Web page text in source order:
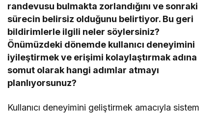
randevusu bulmakta zorlandığını ve sonraki
sürecin belirsiz olduğunu belirtiyor. Bu geri
bildirimlerle ilgili neler söylersiniz?
Önümüzdeki dönemde kullanıcı deneyimini
iyileştirmek ve erişimi kolaylaştırmak adına
somut olarak hangi adımlar atmayı
planlıyorsunuz?
Kullanıcı deneyimini geliştirmek amacıyla sistem